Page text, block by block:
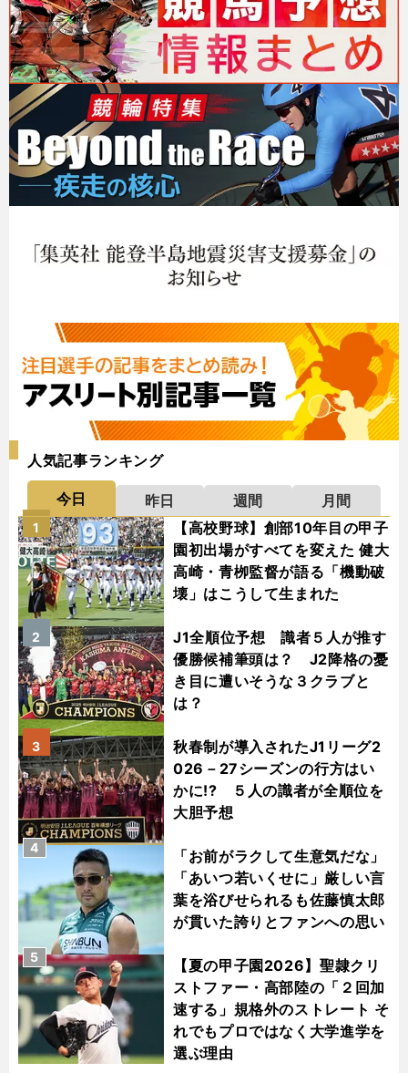
人気記事ランキング
今日 昨日 週間
月間
【高校野球】創部10年目の甲子
園初出場がすべてを変えた 健大
高崎・青栁監督が語る「機動破
壊」はこうして生まれた
1
J1全順位予想 識者５人が推す
優勝候補筆頭は？ J2降格の憂
き目に遭いそうな３クラブと
は？
2
秋春制が導入されたJ1リーグ2
026－27シーズンの行方はい
かに!? ５人の識者が全順位を
大胆予想
3
「お前がラクして生意気だな」
「あいつ若いくせに」厳しい言
葉を浴びせられるも佐藤慎太郎
が貫いた誇りとファンへの思い
4
【夏の甲子園2026】聖隷クリ
ストファー・高部陸の「２回加
速する」規格外のストレート そ
れでもプロではなく大学進学を
選ぶ理由
5